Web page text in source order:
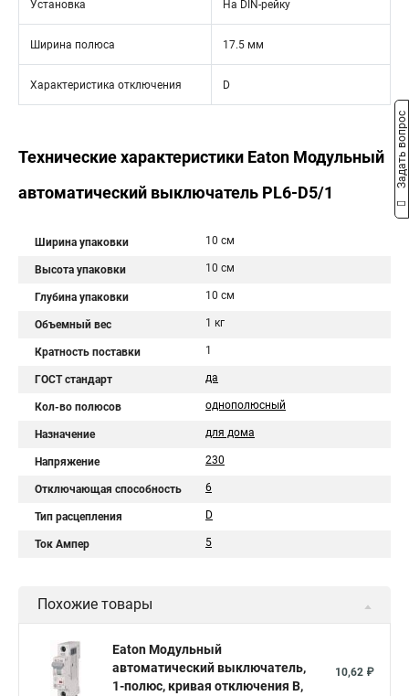
Установка На DIN-рейку
Ширина полюса 17.5 мм
Характеристика отключения D
Технические характеристики Eaton Модульный
автоматический выключатель PL6-D5/1
Ширина упаковки 10 см
Высота упаковки 10 см
Глубина упаковки 10 см
Объемный вес 1 кг
Кратность поставки 1
ГОСТ стандарт да
Кол-во полюсов однополюсный
Назначение для дома
Напряжение 230
Отключающая способность 6
Тип расцепления D
Ток Ампер 5
Похожие товары
Eaton Модульный
автоматический выключатель,
1-полюс, кривая отключения B,
10,62 ₽
Задать вопрос